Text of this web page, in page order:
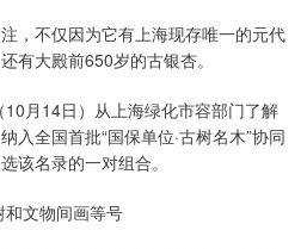
，不仅因为它有上海现存唯一的元代
大殿前650岁的古银杏。
月14日）从上海绿化市容部门了解
入全国首批“国保单位·古树名木”协同
该名录的一对组合。
和文物间画等号